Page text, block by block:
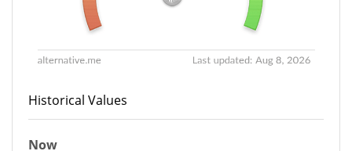
Historical Values
Now